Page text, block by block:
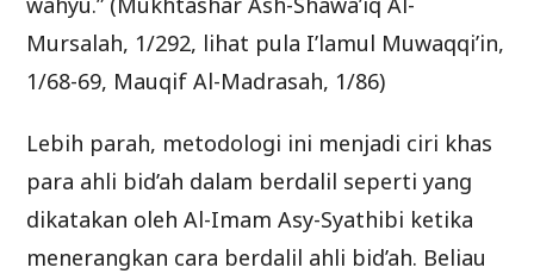
Mursalah, 1/292, lihat pula I’lamul Muwaqqi’in,
1/68-69, Mauqif Al-Madrasah, 1/86)
Lebih parah, metodologi ini menjadi ciri khas
para ahli bid’ah dalam berdalil seperti yang
dikatakan oleh Al-Imam Asy-Syathibi ketika
menerangkan cara berdalil ahli bid’ah. Beliau